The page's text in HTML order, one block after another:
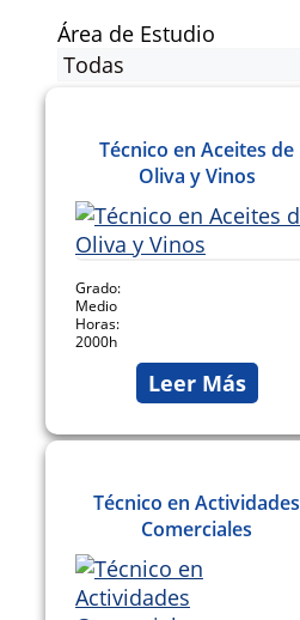
Área de Estudio
Técnico en Aceites de
Oliva y Vinos
Grado:
Medio
Horas:
2000h
Leer Más
Técnico en Actividades
Comerciales